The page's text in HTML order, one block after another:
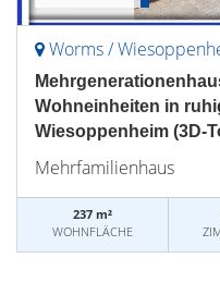
Worms /
Wohneinheiten in
Wiesoppenheim (3D-
Mehrfamilienhaus
237 m²
WOHNFLÄCHE